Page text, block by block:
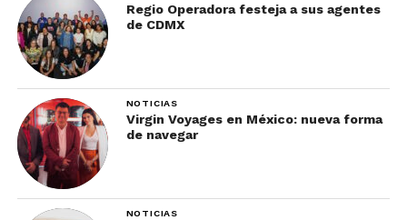
Regio Operadora festeja a sus agentes
de CDMX
NOTICIAS
Virgin Voyages en México: nueva forma
de navegar
NOTICIAS